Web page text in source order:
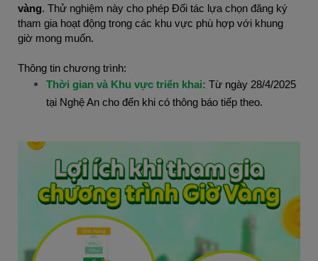
vàng. Thử nghiệm này cho phép Đối tác lựa chọn đăng ký
tham gia hoạt động trong các khu vực phù hợp với khung
giờ mong muốn.
Thông tin chương trình:
Thời gian và Khu vực triển khai: Từ ngày 28/4/2025
tại Nghệ An cho đến khi có thông báo tiếp theo.